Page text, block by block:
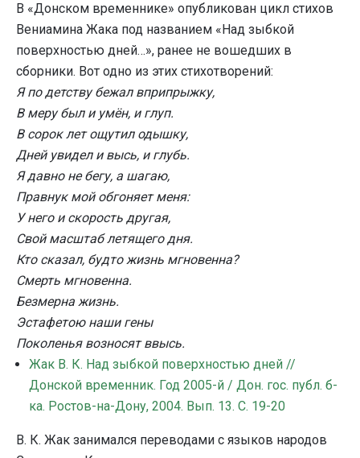
В «Донском временнике» опубликован цикл стихов
Вениамина Жака под названием «Над зыбкой
поверхностью дней…», ранее не вошедших в
сборники. Вот одно из этих стихотворений:
Я по детству бежал вприпрыжку,
В меру был и умён, и глуп.
В сорок лет ощутил одышку,
Дней увидел и высь, и глубь.
Я давно не бегу, а шагаю,
Правнук мой обгоняет меня:
У него и скорость другая,
Свой масштаб летящего дня.
Кто сказал, будто жизнь мгновенна?
Смерть мгновенна.
Безмерна жизнь.
Эстафетою наши гены
Поколенья возносят ввысь.
Жак В. К. Над зыбкой поверхностью дней //
Донской временник. Год 2005-й / Дон. гос. публ. б-
ка. Ростов-на-Дону, 2004. Вып. 13. С. 19-20
В. К. Жак занимался переводами с языков народов